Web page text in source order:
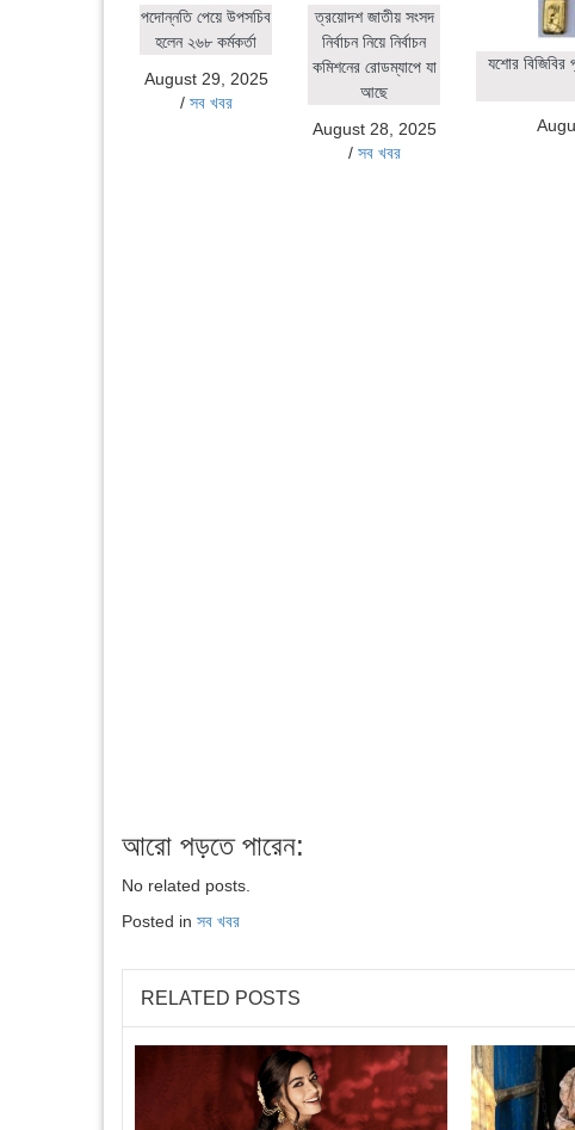
পদোন্নতি পেয়ে উপসচিব
হলেন ২৬৮ কর্মকর্তা
August 29, 2025
/ সব খবর
ত্রয়োদশ জাতীয় সংসদ
নির্বাচন নিয়ে নির্বাচন
কমিশনের রোডম্যাপে যা
আছে
August 28, 2025
/ সব খবর
যশোর বিজিবির
আরো পড়তে পারেন:
No related posts.
Posted in সব খবর
RELATED POSTS